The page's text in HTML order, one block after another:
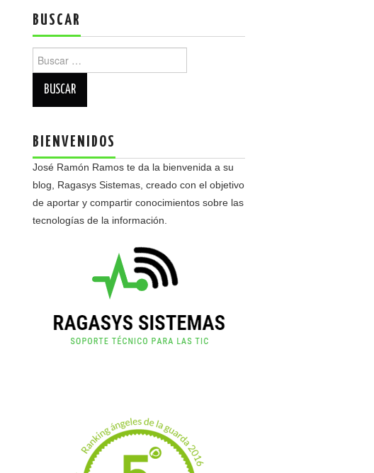
BUSCAR
BIENVENIDOS
José Ramón Ramos te da la bienvenida a su
blog, Ragasys Sistemas, creado con el objetivo
de aportar y compartir conocimientos sobre las
tecnologías de la información.